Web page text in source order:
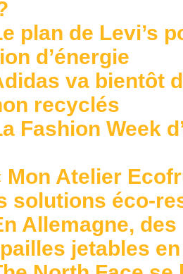
plan de Levi’s
d’énergie
va bientôt
recyclés
Fashion Week
Mon Atelier
solutions éco-
Allemagne,
jetables